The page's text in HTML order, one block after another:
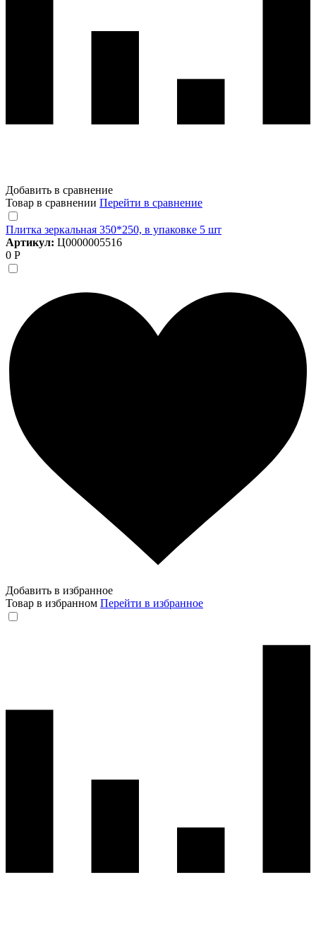
Добавить в сравнение
Товар в сравнении Перейти в сравнение
Плитка зеркальная 350*250, в упаковке 5 шт
Артикул: Ц0000005516
0 Р
Добавить в избранное
Товар в избранном Перейти в избранное